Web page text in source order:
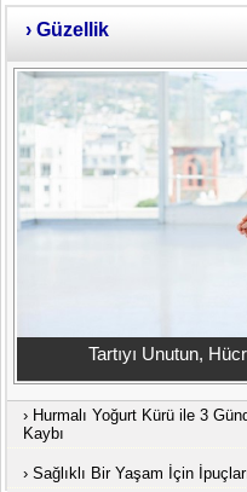
› Güzellik
Tartıyı Unutun,
› Hurmalı Yoğurt Kürü ile 3
Kaybı
› Sağlıklı Bir Yaşam İçin